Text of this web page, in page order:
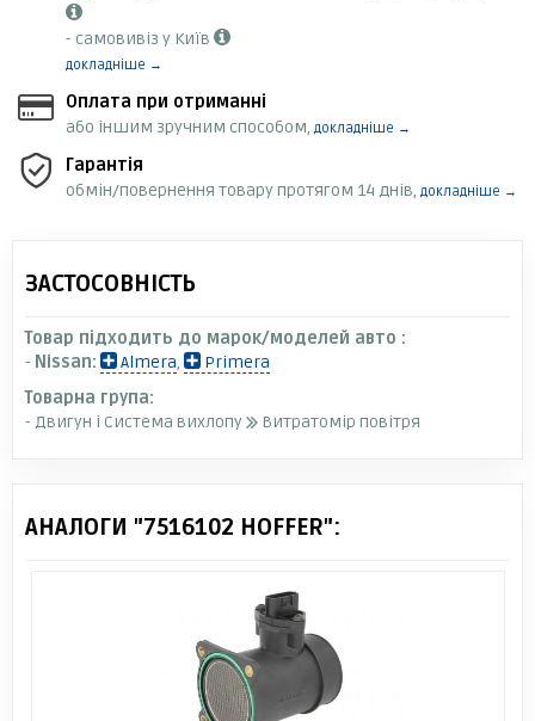
- самовивіз у Київ
докладніше →
Оплата при отриманні
або іншим зручним способом, докладніше →
Гарантія
обмін/повернення товару протягом 14 днів, докладніше →
ЗАСТОСОВНІСТЬ
Товар підходить до марок/моделей авто :
- Nissan: Almera,
Primera
Товарна група:
- Двигун і Система вихлопу
Витратомір повітря
АНАЛОГИ "7516102 HOFFER":